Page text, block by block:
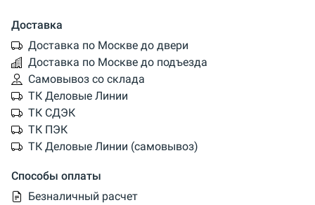
Доставка
Доставка по Москве до двери
Доставка по Москве до подъезда
Самовывоз со склада
ТК Деловые Линии
ТК СДЭК
ТК ПЭК
ТК Деловые Линии (самовывоз)
Способы оплаты
Безналичный расчет